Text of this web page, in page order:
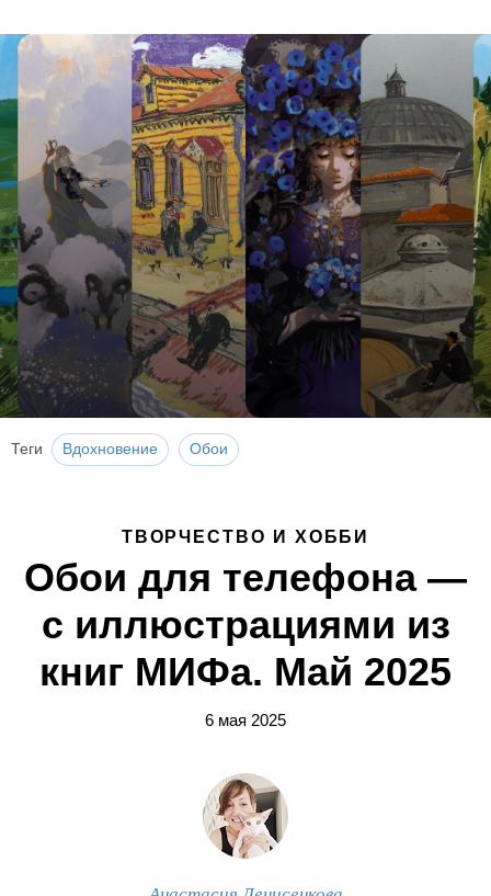
Теги Вдохновение Обои
ТВОРЧЕСТВО И ХОББИ
Обои для телефона —
с иллюстрациями из
книг МИФа. Май 2025
6 мая 2025